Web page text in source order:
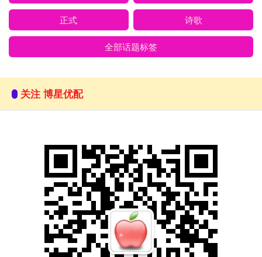
正式 诗歌
全部话题标签
关注 博星优配